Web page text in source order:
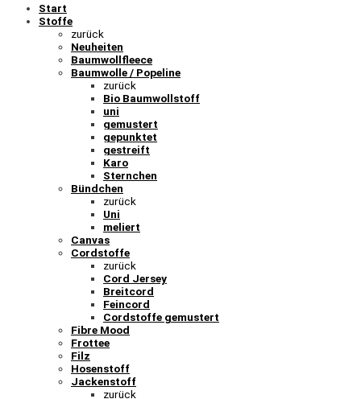
Start
Stoffe
zurück
Neuheiten
Baumwollfleece
Baumwolle / Popeline
zurück
Bio Baumwollstoff
uni
gemustert
gepunktet
gestreift
Karo
Sternchen
Bündchen
zurück
Uni
meliert
Canvas
Cordstoffe
zurück
Cord Jersey
Breitcord
Feincord
Cordstoffe gemustert
Fibre Mood
Frottee
Filz
Hosenstoff
Jackenstoff
zurück